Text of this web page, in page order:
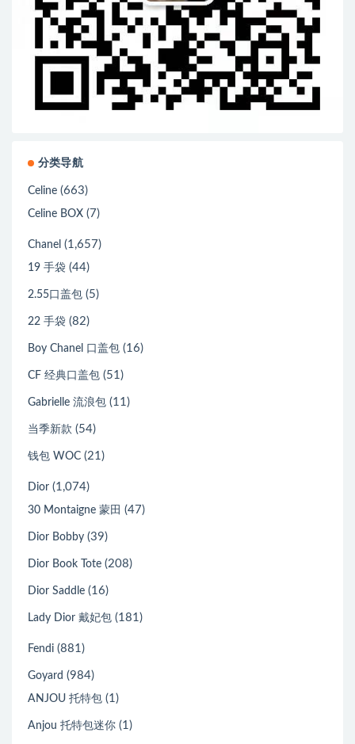
分类导航
Celine (663)
Celine BOX (7)
Chanel (1,657)
19 手袋 (44)
2.55口盖包 (5)
22 手袋 (82)
Boy Chanel 口盖包 (16)
CF 经典口盖包 (51)
Gabrielle 流浪包 (11)
当季新款 (54)
钱包 WOC (21)
Dior (1,074)
30 Montaigne 蒙田 (47)
Dior Bobby (39)
Dior Book Tote (208)
Dior Saddle (16)
Lady Dior 戴妃包 (181)
Fendi (881)
Goyard (984)
ANJOU 托特包 (1)
Anjou 托特包迷你 (1)